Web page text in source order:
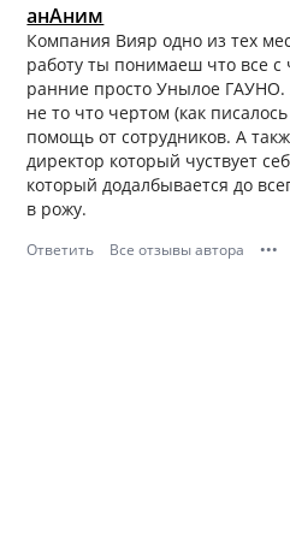
анАним
Компания Вияр одно из тех
работу ты понимаеш что все с
ранние просто Унылое ГАУНО.
не то что чертом (как
помощь от сотрудников. А
директор который чуствует
который додалбывается до
в рожу.
Ответить Все отзывы автора •••